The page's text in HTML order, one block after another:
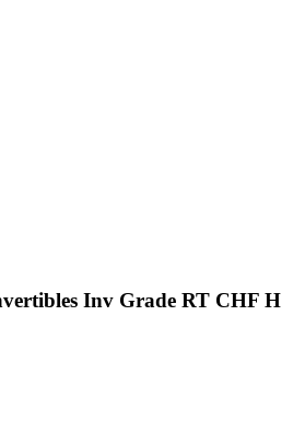
Inv Grade RT CHF H